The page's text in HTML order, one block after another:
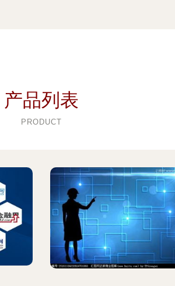
产品列表
PRODUCT